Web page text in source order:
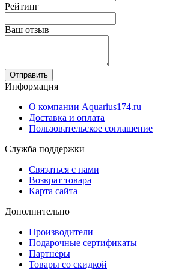
Рейтинг
Ваш отзыв
Отправить
Информация
О компании Aquarius174.ru
Доставка и оплата
Пользовательское соглашение
Служба поддержки
Связаться с нами
Возврат товара
Карта сайта
Дополнительно
Производители
Подарочные сертификаты
Партнёры
Товары со скидкой